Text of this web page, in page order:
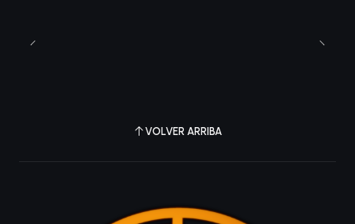
VOLVER ARRIBA